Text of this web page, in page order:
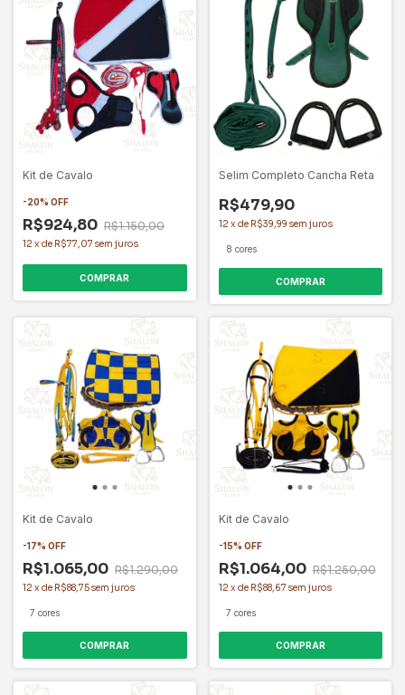
Kit de Cavalo
-20% OFF
R$924,80 R$1.150,00
12 xde R$77,07 sem juros
COMPRAR
Selim Completo Cancha Reta
R$479,90
12 xde R$39,99 sem juros
8 cores
COMPRAR
Kit de Cavalo
-17% OFF
R$1.065,00 R$1.290,00
12 x de R$88,75sem juros
7 cores
COMPRAR
Kit de Cavalo
-15% OFF
R$1.064,00 R$1.250,00
12 x de R$88,67 sem juros
7 cores
COMPRAR